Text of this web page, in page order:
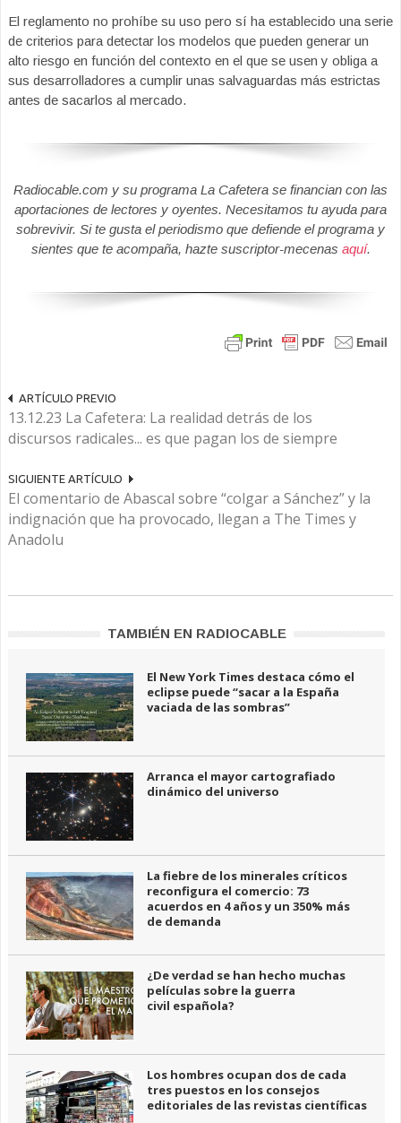
El reglamento no prohíbe su uso pero sí ha establecido una serie
de criterios para detectar los modelos que pueden generar un
alto riesgo en función del contexto en el que se usen y obliga a
sus desarrolladores a cumplir unas salvaguardas más estrictas
antes de sacarlos al mercado.
Radiocable.com y su programa La Cafetera se financian con las
aportaciones de lectores y oyentes. Necesitamos tu ayuda para
sobrevivir. Si te gusta el periodismo que defiende el programa y
sientes que te acompaña, hazte suscriptor-mecenas aquí.
ARTÍCULO PREVIO
13.12.23 La Cafetera: La realidad detrás de los
discursos radicales... es que pagan los de siempre
SIGUIENTE ARTÍCULO
El comentario de Abascal sobre “colgar a Sánchez” y la
indignación que ha provocado, llegan a The Times y
Anadolu
TAMBIÉN EN RADIOCABLE
El New York Times destaca cómo el
eclipse puede “sacar a la España
vaciada de las sombras”
Arranca el mayor cartografiado
dinámico del universo
La fiebre de los minerales críticos
reconfigura el comercio: 73
acuerdos en 4 años y un 350% más
de demanda
¿De verdad se han hecho muchas
películas sobre la guerra
civil española?
Los hombres ocupan dos de cada
tres puestos en los consejos
editoriales de las revistas científicas